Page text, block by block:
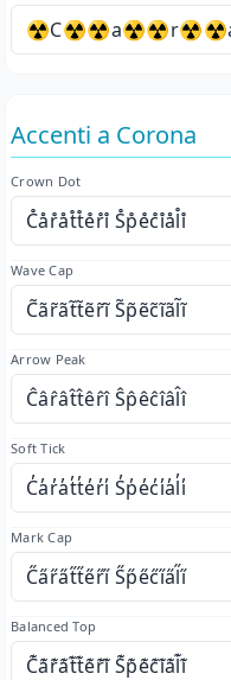
Accenti a Corona
Crown Dot
C̊år̊åt̊t̊e̊r̊i̊ S̊p̊e̊c̊i̊ål̊i̊
Wave Cap
C̃ãr̃ãt̃t̃ẽr̃ĩ S̃p̃ẽc̃ĩãl̃ĩ
Arrow Peak
Ĉâr̂ât̂t̂êr̂î Ŝp̂êĉîâl̂î
Soft Tick
C̓a̓r̓a̓t̓t̓e̓r̓i̓ S̓p̓e̓c̓i̓a̓l̓i̓
Mark Cap
C̋a̋r̋a̋t̋t̋e̋r̋i̋ S̋p̋e̋c̋i̋a̋l̋i̋
Balanced Top
C͊a͊r͊a͊t͊t͊e͊r͊i͊ S͊p͊e͊c͊i͊a͊l͊i͊